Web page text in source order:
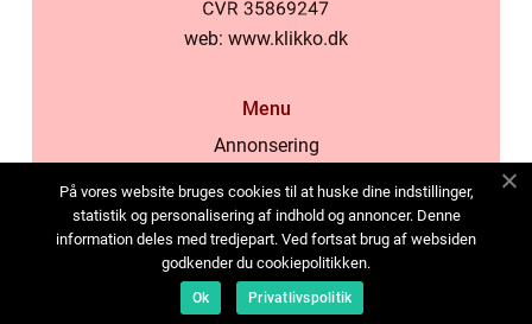
web: www.klikko.dk
Menu
Annonsering
Cookies
Kontakta oss
Sitemap
På vores website bruges cookies til at huske dine indstillinger,
statistik og personalisering af indhold og annoncer. Denne
information deles med tredjepart. Ved fortsat brug af websiden
godkender du cookiepolitikken.
Ok Privatlivspolitik